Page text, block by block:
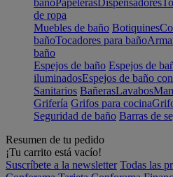
bañoPapelerasDispensadores
de ropa
Muebles de baño Botiquines
bañoTocadores para baño
baño
Espejos de baño Espejos de
iluminadosEspejos de baño
Sanitarios BañerasLavabos
Grifería Grifos para cocina
Seguridad de baño Barras de
Resumen de tu pedido
¡Tu carrito está vacío!
Suscríbete a la newsletter Todas las